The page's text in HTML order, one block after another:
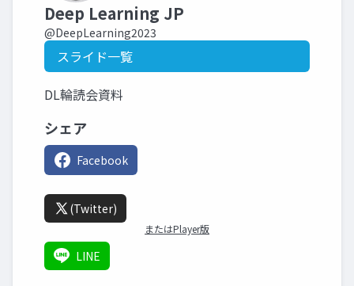
Deep Learning JP
@DeepLearning2023
スライド一覧
DL輪読会資料
シェア
Facebook
(Twitter)
またはPlayer版
LINE